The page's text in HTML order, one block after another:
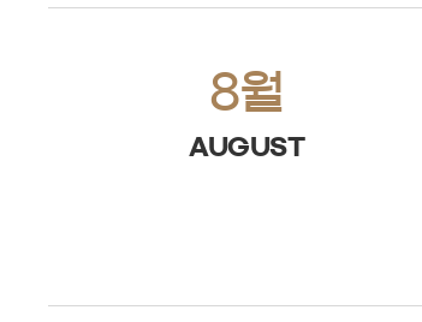
8월
AUGUST